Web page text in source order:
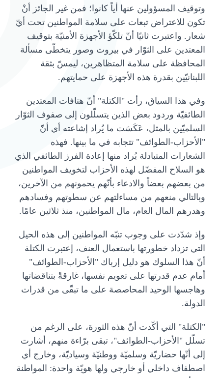
وتوقيف المسؤولين عنها أياً كانوا؛ فمن غير الجائز أنْ
تكون للاعتراض تبعات على سلامة المواطنين تحت أيّ
شعار. واعتبرت ثانيًا أنّ تلكّؤ الأجهزة الأمنيّة بتوقيف
المعتدين على الثوّار في بيروت وصور يتخطّى مسألة
المحافظة على سلامة المتظاهرين، ليمسّ بثقة
اللبنانيّين بقدرة هذه الأجهزة على حمايتهم.
وفي هذا السياق، رأت "الكتلة" أنّ هتافات المعتدين
الطائفيّة وردود بعض الذين يتسلّلون إلى صفوف الثوّار
السلميّين بالمثل، عَكَسَت ما يُراد إشاعته أي أنّ
"الأحزاب-الطوائف" تتجابه في ما بينها. فهذه
الشعارات المتبادلة يُراد منها إعادة الفرز الطائفي الذي
هو السلاح المفضّل لهذه الأحزاب لتخويف المواطنين
من بعضهم بعضاً والادعاء بأنّهم يحمونهم من الآخرين،
وبالتالي منعهم من مساءلتهم عن سطوتهم وفسادهم
وهدرهم المال العام، مال المواطنين، منذ ثلاثين عامًا.
وإذ شدّدت على وجوب تنبّه المواطنين إلى هذه الحيل
التي تزداد خطورتها باستعمال العنف، إعتبرت الكتلة
أنّ هذا السلوك هو دليل إرباك "الأحزاب-الطوائف"
أمام عدم قدرتها على تعويم نفسها، غارقةً بتناقضاتها
وهاجسها الوحيد المحاصصة على ما تبقّى من قدرات
الدولة.
"الكتلة" التي أكّدت أنّ هذه الثورة، على الرغم من
تسلّل "الأحزاب-الطوائف"، تبقى برّاءة منهم، أشارت
إلى أنّها حضاريّة وسلميّة ووطنيّة وسياديّة، وخارج أي
اصطفاف داخلي أو خارجي ولها هويّة واحدة: المواطنة